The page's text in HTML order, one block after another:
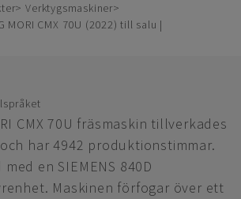
Verktygsmaskiner
MORI CMX 70U (2022) till salu |
CMX 70U fräsmaskin tillverkades
har 4942 produktionstimmar.
en SIEMENS 840D
Maskinen förfogar över ett